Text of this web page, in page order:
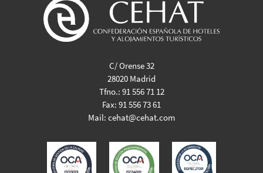
C/ Orense 32
28020 Madrid
Tfno.: 91 556 71 12
Fax: 91 556 73 61
Mail: cehat@cehat.com